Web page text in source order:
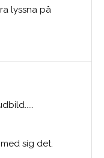
lyssna på
sig det.